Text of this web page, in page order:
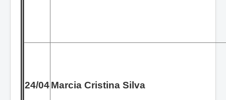
24/04Marcia Cristina Silva